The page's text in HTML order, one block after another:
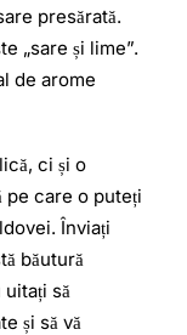
presărată.
„sare și lime”.
de arome
ci și o
pe care o puteți
Înviați
băutură
să
și să vă